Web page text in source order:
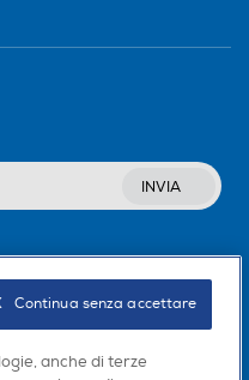
INVIA
anche di terze
Continua senza accettare